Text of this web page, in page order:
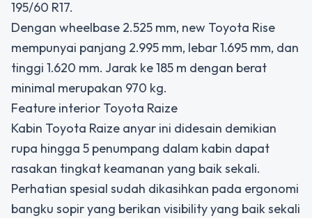
195/60 R17.
Dengan wheelbase 2.525 mm, new Toyota Rise
mempunyai panjang 2.995 mm, lebar 1.695 mm, dan
tinggi 1.620 mm. Jarak ke 185 m dengan berat
minimal merupakan 970 kg.
Feature interior Toyota Raize
Kabin Toyota Raize anyar ini didesain demikian
rupa hingga 5 penumpang dalam kabin dapat
rasakan tingkat keamanan yang baik sekali.
Perhatian spesial sudah dikasihkan pada ergonomi
bangku sopir yang berikan visibility yang baik sekali